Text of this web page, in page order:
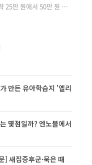
25만 원에서 50만 원 사
용도와 대출 조건에 따
보대출 금리는 대략 연
금리: 월 약 41만 7천 원-